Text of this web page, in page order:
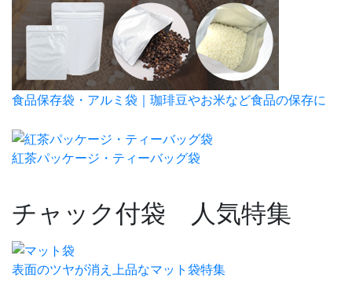
食品保存袋・アルミ袋｜珈琲豆やお米など食品の保存に
紅茶パッケージ・ティーバッグ袋
チャック付袋 人気特集
表面のツヤが消え上品なマット袋特集